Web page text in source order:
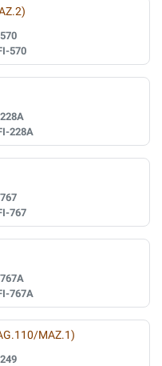
570
570
228A
228A
767
767
767A
767A
MAZ.1)
249